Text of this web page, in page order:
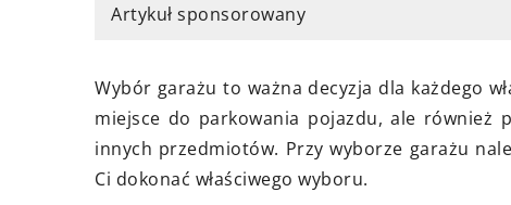
Artykuł sponsorowany
Wybór garażu to ważna decyzja dla każdego
miejsce do parkowania pojazdu, ale również
innych przedmiotów. Przy wyborze garażu
Ci dokonać właściwego wyboru.
korzystać z worka
podczas remontu domu?
praktyczne wskazówki
użycia worków Big Bag
Jak termowizja
bezpieczeństwo i
nowego mieszkania?
Odkryj, jak technologia